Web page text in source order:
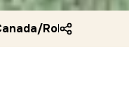
/Robson street